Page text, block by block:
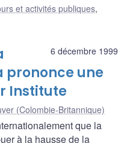
et activités publiques,
6 décembre 1999
prononce une
Institute
(Colombie-Britannique)
que la
à la hausse de la